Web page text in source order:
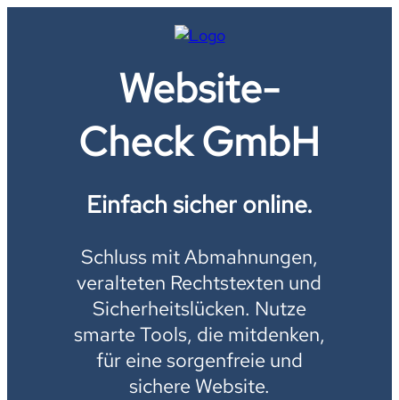
Website-
Check GmbH
Einfach sicher online.
Schluss mit Abmahnungen,
veralteten Rechtstexten und
Sicherheitslücken. Nutze
smarte Tools, die mitdenken,
für eine sorgenfreie und
sichere Website.